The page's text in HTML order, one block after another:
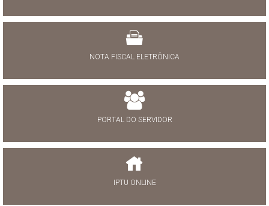
NOTA FISCAL ELETRÔNICA
PORTAL DO SERVIDOR
IPTU ONLINE